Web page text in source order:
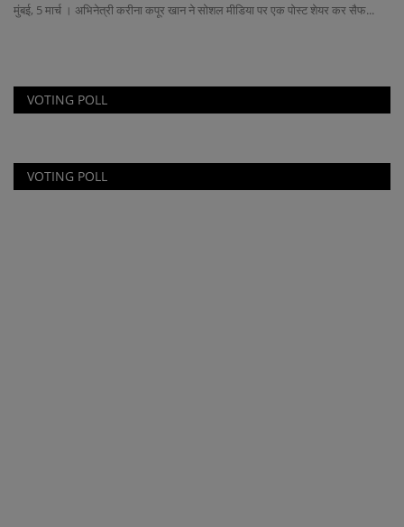
मुंबई, 5 मार्च । अभिनेत्री करीना कपूर खान ने सोशल मीडिया पर एक पोस्ट शेयर कर सैफ...
VOTING POLL
VOTING POLL